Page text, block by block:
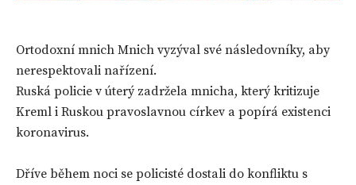
Ortodoxní mnich Mnich vyzýval své následovníky, aby
nerespektovali nařízení.
Ruská policie v úterý zadržela mnicha, který kritizuje
Kreml i Ruskou pravoslavnou církev a popírá existenci
koronavirus.
Dříve během noci se policisté dostali do konfliktu s